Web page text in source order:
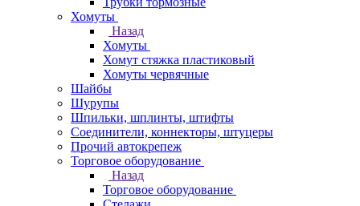
Хомуты
Назад
Хомуты
Хомут стяжка пластиковый
Хомуты червячные
Шайбы
Шурупы
Шпильки, шплинты, штифты
Соединители, коннекторы, штуцеры
Прочий автокрепеж
Торговое оборудование
Назад
Торговое оборудование